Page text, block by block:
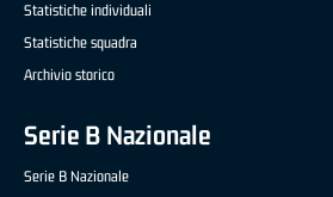
Statistiche individuali
Statistiche squadra
Archivio storico
Serie B Nazionale
Serie B Nazionale